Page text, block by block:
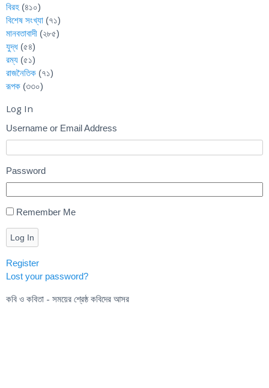
বিরহ (৪১০)
বিশেষ সংখ্যা (৭১)
মানবতাবাদী (২৮৫)
যুদ্ধ (৫৪)
রম্য (৫১)
রাজনৈতিক (৭১)
রূপক (৩৩০)
Log In
Username or Email Address
Password
Remember Me
Log In
Register
Lost your password?
কবি ও কবিতা - সময়ের শ্রেষ্ঠ কবিদের আসর